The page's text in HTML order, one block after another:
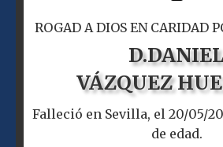
ROGAD A DIOS EN CARIDAD
D.
VÁZQUEZ
Falleció en Sevilla, el 20/05/
de edad.